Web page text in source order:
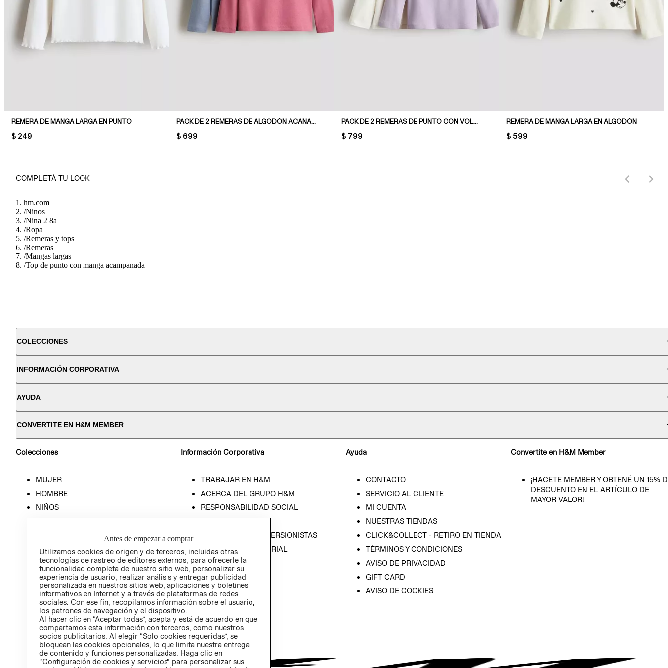
REMERA DE MANGA LARGA EN PUNTO
PRICE:
$ 249
PACK DE 2 REMERAS DE ALGODÓN ACANALADO
PRICE:
$ 699
PACK DE 2 REMERAS DE PUNTO CON VOLADOS
PRICE:
$ 799
REMERA DE MANGA LARGA EN ALGODÓN
PRICE:
$ 599
COMPLETÁ TU LOOK
hm.com
/Ninos
/Nina 2 8a
/Ropa
/Remeras y tops
/Remeras
/Mangas largas
/Top de punto con manga acampanada
COLECCIONES
INFORMACIÓN CORPORATIVA
AYUDA
CONVERTITE EN H&M MEMBER
Colecciones
MUJER
HOMBRE
NIÑOS
HOME
Información Corporativa
TRABAJAR EN H&M
ACERCA DEL GRUPO H&M
RESPONSABILIDAD SOCIAL
PRENSA
RELACIÓN CON INVERSIONISTAS
POLÍTICA EMPRESARIAL
Ayuda
CONTACTO
SERVICIO AL CLIENTE
MI CUENTA
NUESTRAS TIENDAS
CLICK&COLLECT - RETIRO EN TIENDA
TÉRMINOS Y CONDICIONES
AVISO DE PRIVACIDAD
GIFT CARD
AVISO DE COOKIES
Convertite en H&M Member
¡HACETE MEMBER Y OBTENÉ UN 15%
DESCUENTO EN EL ARTÍCULO DE
MAYOR VALOR!
Antes de empezar a comprar
Utilizamos cookies de origen y de terceros, incluidas otras
tecnologías de rastreo de editores externos, para ofrecerle la
funcionalidad completa de nuestro sitio web, personalizar su
experiencia de usuario, realizar análisis y entregar publicidad
personalizada en nuestros sitios web, aplicaciones y boletines
informativos en Internet y a través de plataformas de redes
sociales. Con ese fin, recopilamos información sobre el usuario,
los patrones de navegación y el dispositivo.
Al hacer clic en “Aceptar todas”, acepta y está de acuerdo en que
compartamos esta información con terceros, como nuestros
socios publicitarios. Al elegir “Solo cookies requeridas”, se
bloquean las cookies opcionales, lo que limita nuestra entrega
de contenido y funciones personalizadas. Haga clic en
“Configuración de cookies y servicios” para personalizar sus